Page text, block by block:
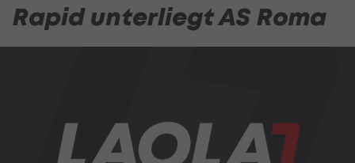
Rapid unterliegt AS Roma